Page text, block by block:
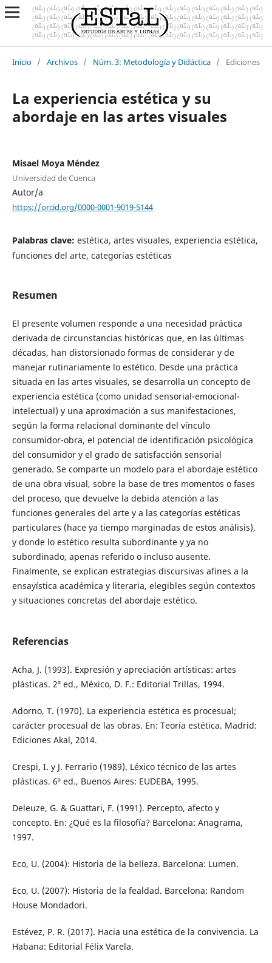
Inicio / Archivos / Núm. 3: Metodología y Didáctica / Ediciones
La experiencia estética y su
abordaje en las artes visuales
Misael Moya Méndez
Universidad de Cuenca
Autor/a
https://orcid.org/0000-0001-9019-5144
Palabras clave: estética, artes visuales, experiencia estética,
funciones del arte, categorías estéticas
Resumen
El presente volumen responde a una necesidad práctica
derivada de circunstancias históricas que, en las últimas
décadas, han distorsionado formas de considerar y de
manejar rutinariamente lo estético. Desde una práctica
situada en las artes visuales, se desarrolla un concepto de
experiencia estética (como unidad sensorial-emocional-
intelectual) y una aproximación a sus manifestaciones,
según la forma relacional dominante del vínculo
consumidor-obra, el potencial de identificación psicológica
del consumidor y el grado de satisfacción sensorial
generado. Se comparte un modelo para el abordaje estético
de una obra visual, sobre la base de tres momentos o fases
del proceso, que devuelve la debida atención a las
funciones generales del arte y a las categorías estéticas
particulares (hace ya tiempo marginadas de estos análisis),
y donde lo estético resulta subordinante y ya no
subordinado, apenas referido o incluso ausente.
Finalmente, se explican estrategias discursivas afines a la
ensayística académica y literaria, elegibles según contextos
y situaciones concretas del abordaje estético.
Referencias
Acha, J. (1993). Expresión y apreciación artísticas: artes
plásticas. 2ª ed., México, D. F.: Editorial Trillas, 1994.
Adorno, T. (1970). La experiencia estética es procesual;
carácter procesual de las obras. En: Teoría estética. Madrid:
Ediciones Akal, 2014.
Crespi, I. y J. Ferrario (1989). Léxico técnico de las artes
plásticas. 6ª ed., Buenos Aires: EUDEBA, 1995.
Deleuze, G. & Guattari, F. (1991). Percepto, afecto y
concepto. En: ¿Qué es la filosofía? Barcelona: Anagrama,
1997.
Eco, U. (2004): Historia de la belleza. Barcelona: Lumen.
Eco, U. (2007): Historia de la fealdad. Barcelona: Random
House Mondadori.
Estévez, P. R. (2017). Hacia una estética de la convivencia. La
Habana: Editorial Félix Varela.